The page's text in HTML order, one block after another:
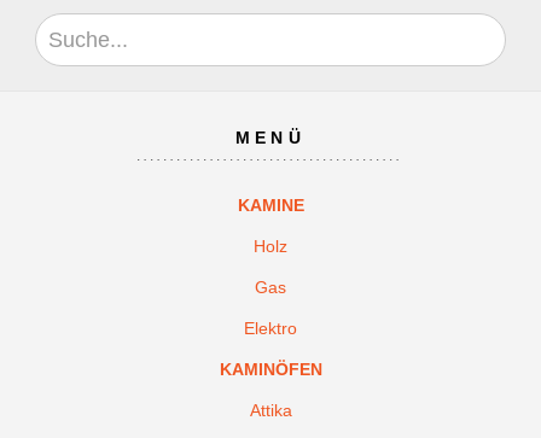
MENÜ
KAMINE
Holz
Gas
Elektro
KAMINÖFEN
Attika